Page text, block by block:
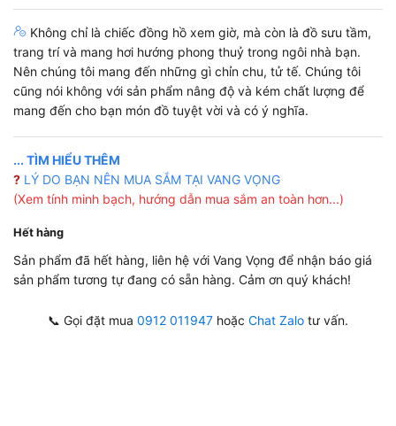
Không chỉ là chiếc đồng hồ xem giờ, mà còn là đồ sưu tầm,
trang trí và mang hơi hướng phong thuỷ trong ngôi nhà bạn.
Nên chúng tôi mang đến những gì chỉn chu, tử tế. Chúng tôi
cũng nói không với sản phẩm nâng độ và kém chất lượng để
mang đến cho bạn món đồ tuyệt vời và có ý nghĩa.
... TÌM HIỂU THÊM
? LÝ DO BẠN NÊN MUA SẮM TẠI VANG VỌNG
(Xem tính minh bạch, hướng dẫn mua sắm an toàn hơn...)
Hết hàng
Sản phẩm đã hết hàng, liên hệ với Vang Vọng để nhận báo giá
sản phẩm tương tự đang có sẵn hàng. Cảm ơn quý khách!
📞 Gọi đặt mua 0912 011947 hoặc Chat Zalo tư vấn.